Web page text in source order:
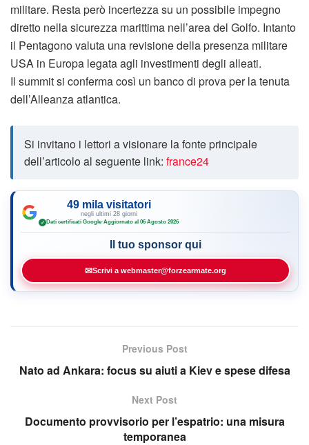
militare. Resta però incertezza su un possibile impegno
diretto nella sicurezza marittima nell’area del Golfo. Intanto
il Pentagono valuta una revisione della presenza militare
USA in Europa legata agli investimenti degli alleati.
Il summit si conferma così un banco di prova per la tenuta
dell’Alleanza atlantica.
Si invitano i lettori a visionare la fonte principale
dell’articolo al seguente link: france24
49 mila visitatori
negli ultimi 28 giorni
✓ Dati certificati Google·Aggiornato al 06 Agosto 2026
Il tuo sponsor qui
✉Scrivi a webmaster@forzearmate.org
Previous Post
Nato ad Ankara: focus su aiuti a Kiev e spese difesa
Next Post
Documento provvisorio per l’espatrio: una misura
temporanea